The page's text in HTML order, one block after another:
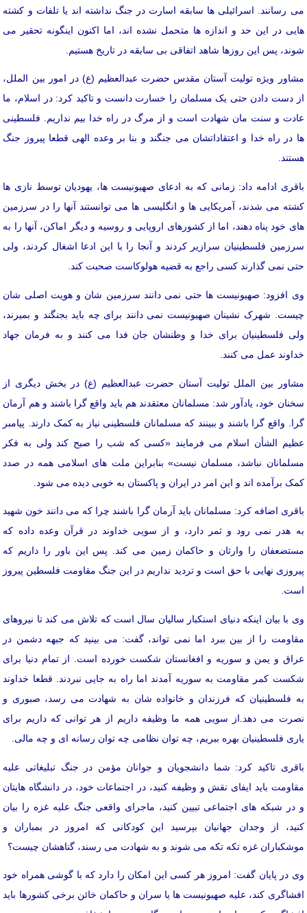
می رسانند. اسرائیلی ها سابقه اسارت در جنگ نداشته اند یا تلفات و کشته
هایی در این حد و اندازه ها متحمل نشده اند، اما اکنون اینگونه تحقیر می
شوند، پس این روزها شاهد اتفاقی بی سابقه در تاریخ هستیم.
مشاور ویژه تولیت آستان مقدس حضرت عبدالعظیم (ع) در امور بین الملل،
از دست دادن حتی یک مسلمان را خسارت دانست و تاکید کرد: در اسلام، ما
عادت و سنت مان شهادت است و از مرگ در راه خدا بیم نداریم. فلسطینی
ها در راه خدا و اعتقاداتشان می جنگند و بنا بر وعده الهی قطعا پیروز جنگ
هستند.
باقری ادامه داد: زمانی که به ادعای صهیونیست ها، یهودیان توسط نازی ها
کشته می شدند، آمریکایی ها و انگلیسی ها می توانستند آنها را در سرزمین
های خود پناه دهند، اما از کشورهای اروپایی و روسیه و دیگر اماکن، آنها را به
سرزمین فلسطینیان سرازیر کردند و آنجا را با این ادعا اشغال کردند، ولی
حتی نمی گذارند کسی راجع به قضیه هولوکاست صحبت کند.
وی افزود: صهیونیست ها حتی نمی دانند سرزمین شان و هویت اصلی شان
چیست. شهرک نشینان صهیونیست نمی دانند برای چه باید بجنگند و بمیرند،
ولی فلسطینیان برای خدا و وطنشان جان فدا می کنند و به فرمان جهاد
خداوند عمل می کنند.
مشاور بین الملل تولیت آستان حضرت عبدالعظیم (ع) در بخش دیگری از
سخنان خود، یادآور شد: مسلمانان معتقدند هم باید واقع گرا باشند و هم آرمان
گرا. واقع گرا باشند و ببینند که مسلمانان فلسطینی نیاز به کمک دارند. پیامبر
عظیم الشأن اسلام می فرمایند «کسی که شب را صبح کند ولی به فکر
مسلمانان نباشد، مسلمان نیست» بنابراین ملت های اسلامی همه در صدد
کمک برآمده اند و این امر در ایران و پاکستان به خوبی دیده می شود.
باقری اضافه کرد: مسلمانان باید آرمان گرا باشند چرا که می دانند خون شهید
به هدر نمی رود و ثمر دارد، و از سویی خداوند در قرآن وعده داده که
مستضعفان را وارثان و حاکمان زمین می کند. پس این باور را داریم که
پیروزی نهایی با حق است و تردید نداریم در این جنگ مقاومت فلسطین پیروز
است.
وی با بیان اینکه دنیای استکبار سالیان سال است که تلاش می کند تا نیروهای
مقاومت را از بین ببرد اما نمی تواند، گفت: می بینید که جبهه دشمن در
عراق و یمن و سوریه و افغانستان شکست خورده است. از تمام دنیا برای
شکست کمر مقاومت به سوریه آمدند اما راه به جایی نبردند. قطعا خداوند
به فلسطینیان که فرزندان و خانواده شان به شهادت می رسد، صبوری و
نصرت می دهد.از سویی همه ما وظیفه داریم از هر توانی که داریم برای
یاری فلسطینیان بهره ببریم، چه توان نظامی چه توان رسانه ای و چه مالی.
باقری تاکید کرد: شما دانشجویان و جوانان مؤمن در جنگ تبلیغاتی علیه
مقاومت باید ایفای نقش و وظیفه کنید، در اجتماعات خود، در دانشگاه هایتان
و در شبکه های اجتماعی تبیین کنید، ماجرای واقعی جنگ علیه غزه را بیان
کنید، از وجدان جهانیان بپرسید این کودکانی که امروز در بمباران و
موشکباران غزه تکه تکه می شوند و به شهادت می رسند، گناهشان چیست؟
وی در پایان گفت: امروز هر کسی این امکان را دارد که با گوشی همراه خود
افشاگری کند، علیه صهیونیست ها یا سران و حاکمان خائن برخی کشورها باید